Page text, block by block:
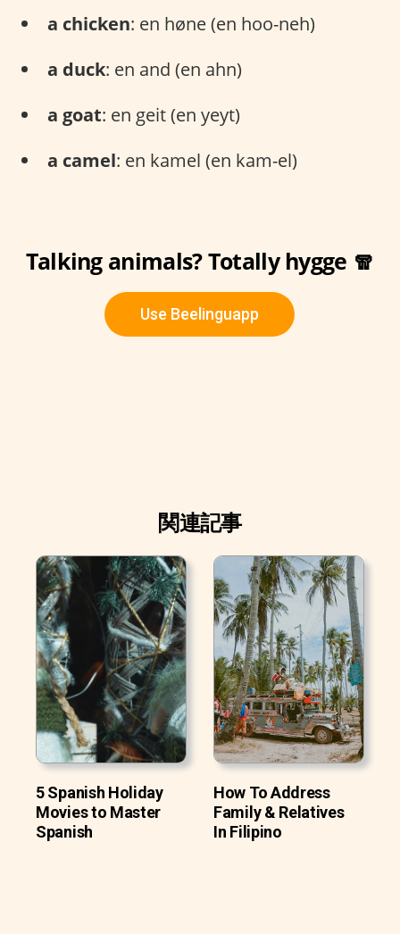
a chicken: en høne (en hoo-neh)
a duck: en and (en ahn)
a goat: en geit (en yeyt)
a camel: en kamel (en kam-el)
Talking animals? Totally hygge 🧣
Use Beelinguapp
関連記事
5 Spanish Holiday
Movies to Master
Spanish
How To Address
Family & Relatives
In Filipino